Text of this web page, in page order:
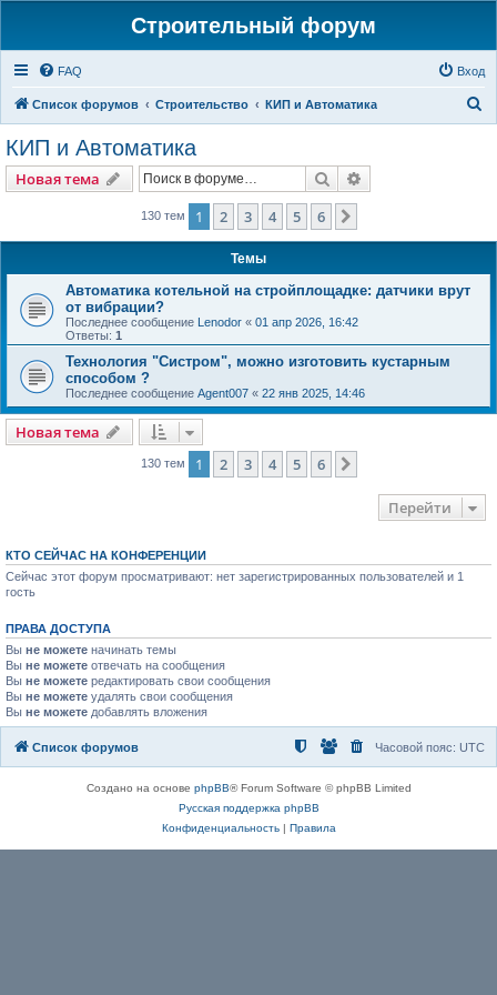
Строительный форум
FAQ Вход
Список форумов Строительство КИП и Автоматика
КИП и Автоматика
Новая тема Поиск
130 тем 1 2 3 4 5 6
Темы
Автоматика котельной на стройплощадке: датчики врут
от вибрации?
Последнее сообщение Lenodor « 01 апр 2026, 16:42
Ответы: 1
Технология "Систром", можно изготовить кустарным
способом ?
Последнее сообщение Agent007 « 22 янв 2025, 14:46
Новая тема
130 тем 1 2 3 4 5 6
Перейти
КТО СЕЙЧАС НА КОНФЕРЕНЦИИ
Сейчас этот форум просматривают: нет зарегистрированных пользователей и 1
гость
ПРАВА ДОСТУПА
Вы не можете начинать темы
Вы не можете отвечать на сообщения
Вы не можете редактировать свои сообщения
Вы не можете удалять свои сообщения
Вы не можете добавлять вложения
Список форумов Часовой пояс: UTC
Создано на основе phpBB® Forum Software © phpBB Limited
Русская поддержка phpBB
Конфиденциальность| Правила